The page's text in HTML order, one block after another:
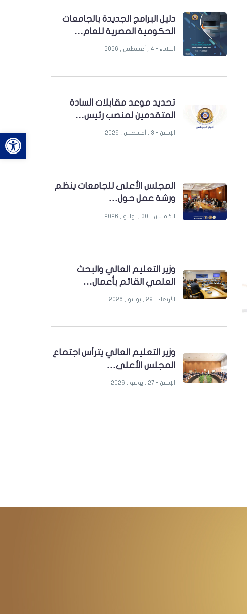
دليل البرامج الجديدة بالجامعات
الحكومية المصرية للعام…
الثلاثاء - 4 , أغسطس , 2026
تحديد موعد مقابلات السادة
المتقدمين لمنصب رئيس…
الإثنين - 3 , أغسطس , 2026
المجلس الأعلى للجامعات ينظم
ورشة عمل حول…
الخميس - 30 , يوليو , 2026
وزير التعليم العالي والبحث
العلمي القائم بأعمال…
الأربعاء - 29 , يوليو , 2026
وزير التعليم العالي يترأس اجتماع
المجلس الأعلى…
الإثنين - 27 , يوليو , 2026